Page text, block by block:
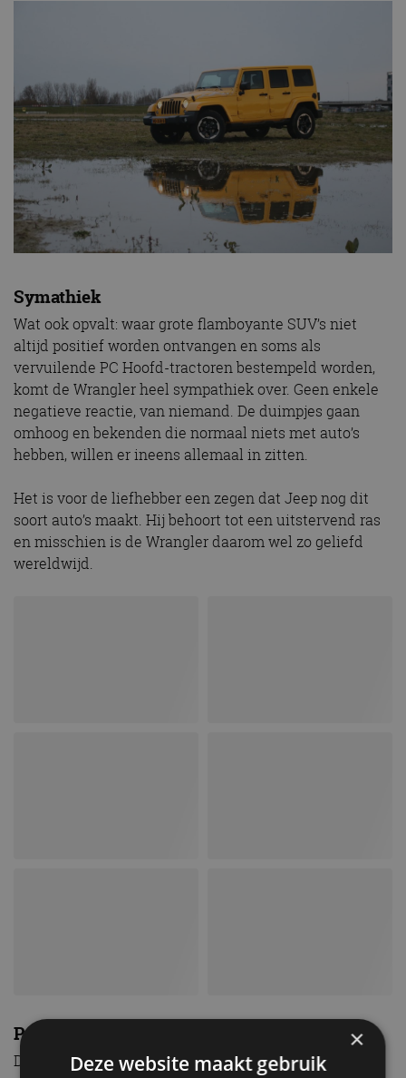
Symathiek
Wat ook opvalt: waar grote flamboyante SUV’s niet
altijd positief worden ontvangen en soms als
vervuilende PC Hoofd-tractoren bestempeld worden,
komt de Wrangler heel sympathiek over. Geen enkele
negatieve reactie, van niemand. De duimpjes gaan
omhoog en bekenden die normaal niets met auto’s
hebben, willen er ineens allemaal in zitten.
Het is voor de liefhebber een zegen dat Jeep nog dit
soort auto’s maakt. Hij behoort tot een uitstervend ras
en misschien is de Wrangler daarom wel zo geliefd
wereldwijd.
Prijzen
De Jeep Wrangler begint bij prijzen vanaf 93.500 euro
×
Deze website maakt gebruik